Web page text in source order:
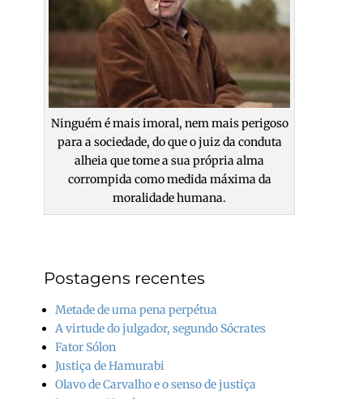
Ninguém é mais imoral, nem mais perigoso
para a sociedade, do que o juiz da conduta
alheia que tome a sua própria alma
corrompida como medida máxima da
moralidade humana.
Postagens recentes
Metade de uma pena perpétua
A virtude do julgador, segundo Sócrates
Fator Sólon
Justiça de Hamurabi
Olavo de Carvalho e o senso de justiça